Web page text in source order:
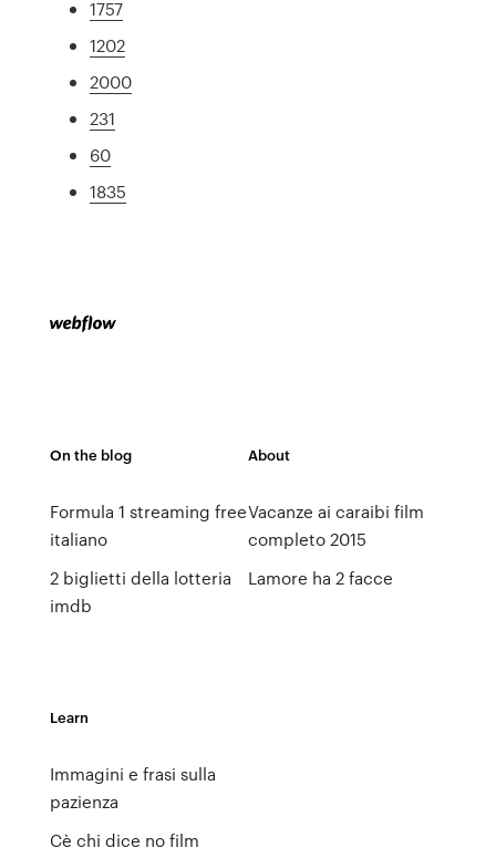
1757
1202
2000
231
60
1835
On the blog
Formula 1 streaming free
italiano
2 biglietti della lotteria
imdb
About
Vacanze ai caraibi film
completo 2015
Lamore ha 2 facce
Learn
Immagini e frasi sulla
pazienza
Cè chi dice no film